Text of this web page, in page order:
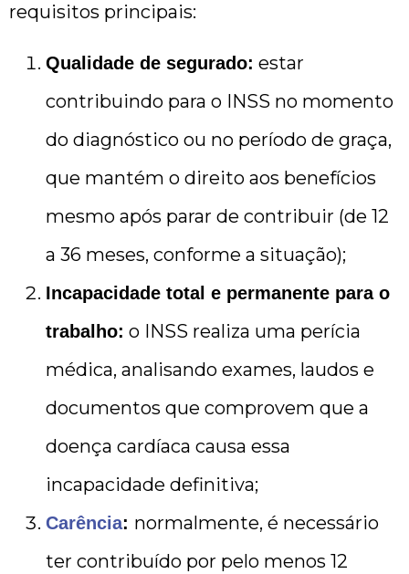
requisitos principais:
Qualidade de segurado: estar
contribuindo para o INSS no momento
do diagnóstico ou no período de graça,
que mantém o direito aos benefícios
mesmo após parar de contribuir (de 12
a 36 meses, conforme a situação);
Incapacidade total e permanente para o
trabalho: o INSS realiza uma perícia
médica, analisando exames, laudos e
documentos que comprovem que a
doença cardíaca causa essa
incapacidade definitiva;
Carência: normalmente, é necessário
ter contribuído por pelo menos 12